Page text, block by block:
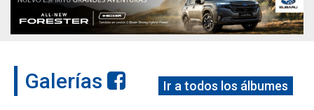
Galerías Ir a todos los álbumes